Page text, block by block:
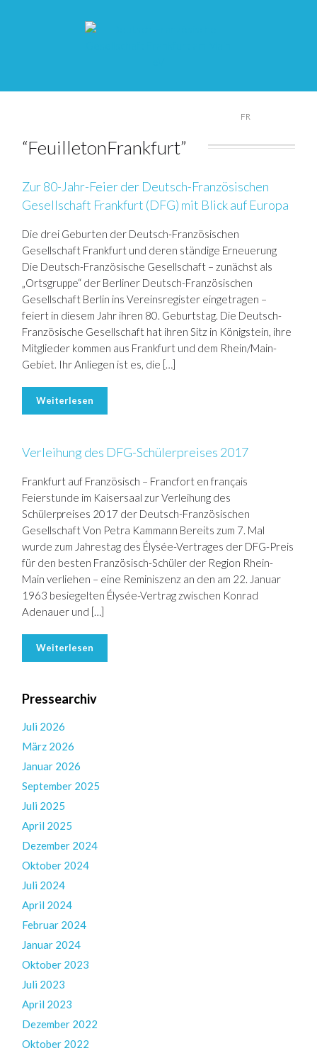
FR
“FeuilletonFrankfurt”
Zur 80-Jahr-Feier der Deutsch-Französischen
Gesellschaft Frankfurt (DFG) mit Blick auf Europa
Die drei Geburten der Deutsch-Französischen
Gesellschaft Frankfurt und deren ständige Erneuerung
Die Deutsch-Französische Gesellschaft – zunächst als
„Ortsgruppe“ der Berliner Deutsch-Französischen
Gesellschaft Berlin ins Vereinsregister eingetragen –
feiert in diesem Jahr ihren 80. Geburtstag. Die Deutsch-
Französische Gesellschaft hat ihren Sitz in Königstein, ihre
Mitglieder kommen aus Frankfurt und dem Rhein/Main-
Gebiet. Ihr Anliegen ist es, die […]
Weiterlesen
Verleihung des DFG-Schülerpreises 2017
Frankfurt auf Französisch – Francfort en français
Feierstunde im Kaisersaal zur Verleihung des
Schülerpreises 2017 der Deutsch-Französischen
Gesellschaft Von Petra Kammann Bereits zum 7. Mal
wurde zum Jahrestag des Élysée-Vertrages der DFG-Preis
für den besten Französisch-Schüler der Region Rhein-
Main verliehen – eine Reminiszenz an den am 22. Januar
1963 besiegelten Élysée-Vertrag zwischen Konrad
Adenauer und […]
Weiterlesen
Pressearchiv
Juli 2026
März 2026
Januar 2026
September 2025
Juli 2025
April 2025
Dezember 2024
Oktober 2024
Juli 2024
April 2024
Februar 2024
Januar 2024
Oktober 2023
Juli 2023
April 2023
Dezember 2022
Oktober 2022